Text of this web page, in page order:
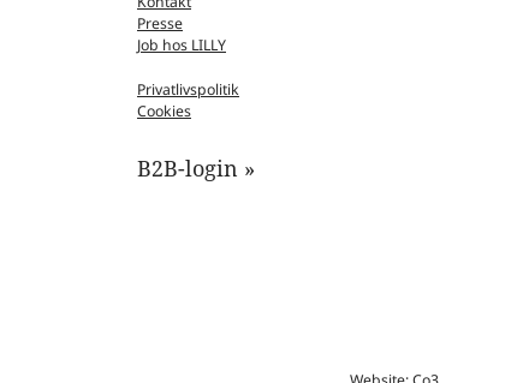
Presse
Job hos LILLY
Privatlivspolitik
Cookies
B2B-login »